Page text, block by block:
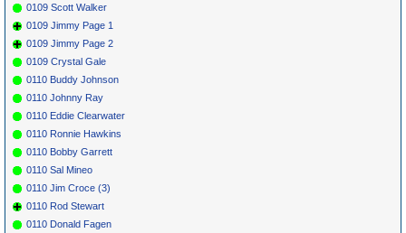
0109 Scott Walker
0109 Jimmy Page 1
0109 Jimmy Page 2
0109 Crystal Gale
0110 Buddy Johnson
0110 Johnny Ray
0110 Eddie Clearwater
0110 Ronnie Hawkins
0110 Bobby Garrett
0110 Sal Mineo
0110 Jim Croce (3)
0110 Rod Stewart
0110 Donald Fagen